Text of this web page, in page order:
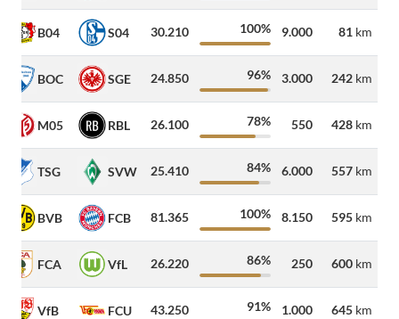
B04 S04 30.210 100% 9.000 81 km
BOC SGE 24.850 96% 3.000 242 km
M05 RBL 26.100 78% 550 428 km
TSG SVW 25.410 84% 6.000 557 km
BVB FCB 81.365 100% 8.150 595 km
FCA VfL 26.220 86% 250 600 km
VfB FCU 43.250 91% 1.000 645 km